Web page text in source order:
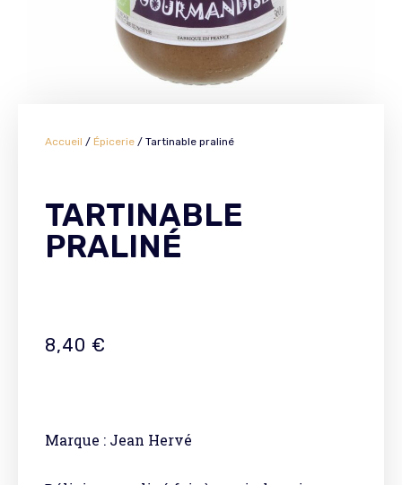
Accueil / Épicerie / Tartinable praliné
TARTINABLE
PRALINÉ
8,40 €
Marque : Jean Hervé